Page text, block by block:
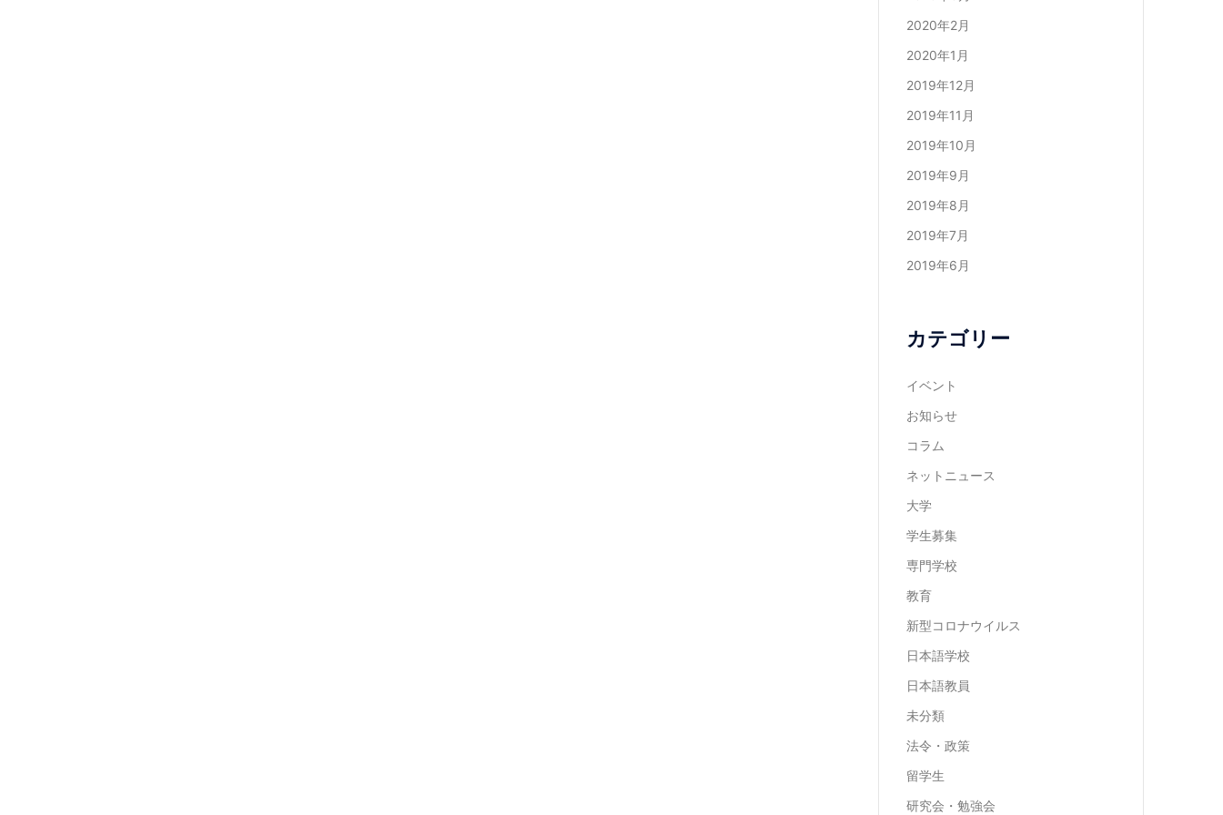
2020年2月
2020年1月
2019年12月
2019年11月
2019年10月
2019年9月
2019年8月
2019年7月
2019年6月
カテゴリー
イベント
お知らせ
コラム
ネットニュース
大学
学生募集
専門学校
教育
新型コロナウイルス
日本語学校
日本語教員
未分類
法令・政策
留学生
研究会・勉強会